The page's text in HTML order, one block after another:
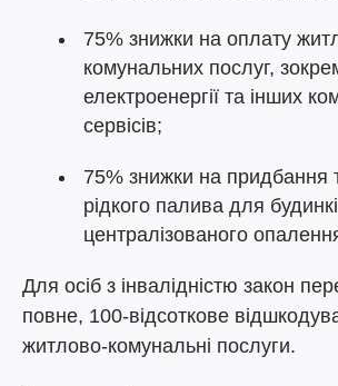
75% знижки на оплату
комунальних послуг,
електроенергії та інших
сервісів;
75% знижки на придбання
рідкого палива для
централізованого
Для осіб з інвалідністю закон
повне, 100-відсоткове
житлово-комунальні послуги.